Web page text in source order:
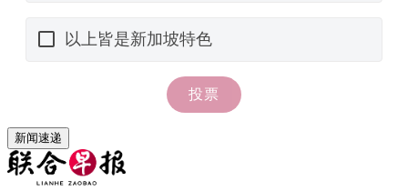
新闻速递